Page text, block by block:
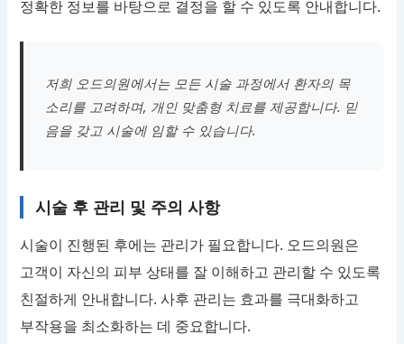
정확한 정보를 바탕으로 결정을 할 수 있도록 안내합니다.
저희 오드의원에서는 모든 시술 과정에서 환자의 목
소리를 고려하며, 개인 맞춤형 치료를 제공합니다. 믿
음을 갖고 시술에 임할 수 있습니다.
시술 후 관리 및 주의 사항
시술이 진행된 후에는 관리가 필요합니다. 오드의원은
고객이 자신의 피부 상태를 잘 이해하고 관리할 수 있도록
친절하게 안내합니다. 사후 관리는 효과를 극대화하고
부작용을 최소화하는 데 중요합니다.